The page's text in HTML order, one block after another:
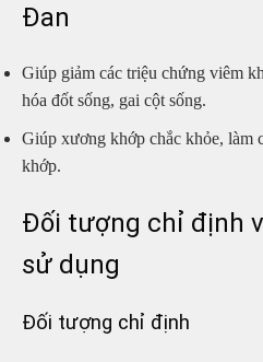
Đan
Giúp giảm các triệu chứng viêm
hóa đốt sống, gai cột sống.
Giúp xương khớp chắc khỏe, làm
khớp.
Đối tượng chỉ định
sử dụng
Đối tượng chỉ định